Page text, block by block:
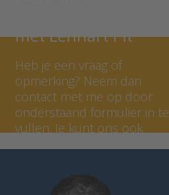
met Lennart Pit
Heb je een vraag of
opmerking? Neem dan
contact met me op door
onderstaand formulier in te
vullen. Je kunt ons ook